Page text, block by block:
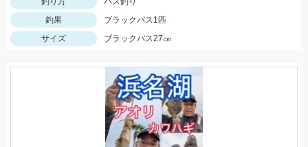
釣果
ブラックバス1匹
サイズ
ブラックバス27㎝